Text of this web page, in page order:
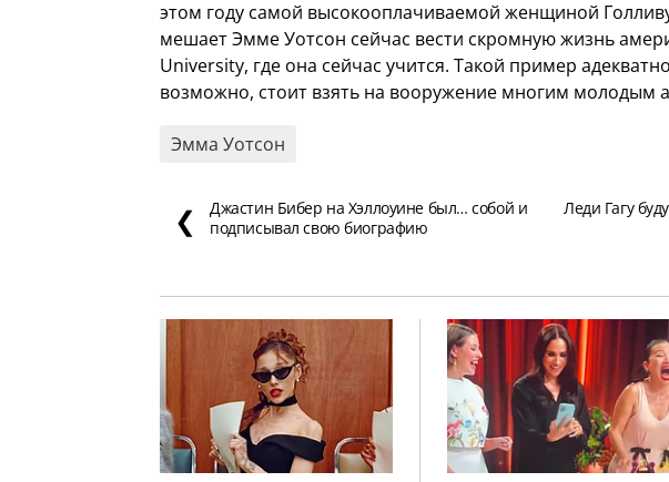
этом году самой высокооплачиваемой женщиной
мешает Эмме Уотсон сейчас вести скромную жизнь
University, где она сейчас учится. Такой пример
возможно, стоит взять на вооружение многим молодым
Эмма Уотсон
❮
Джастин Бибер на Хэллоуине был… собой и
подписывал свою биографию
Леди Гагу